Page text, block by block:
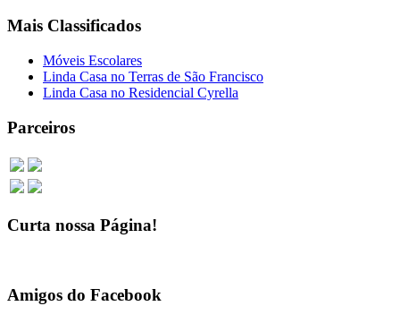
Mais Classificados
Móveis Escolares
Linda Casa no Terras de São Francisco
Linda Casa no Residencial Cyrella
Parceiros
Curta nossa Página!
Amigos do Facebook